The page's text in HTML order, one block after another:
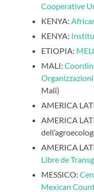
Cooperative
KENYA:
KENYA:
ETIOPIA:
MALI:
Mali)
AMERICA
AMERICA
AMERICA
Libre de
MESSICO:
Mexican